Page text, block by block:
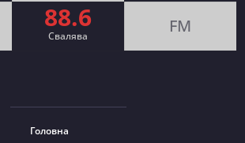
88.6
Cвалява FM
Головна